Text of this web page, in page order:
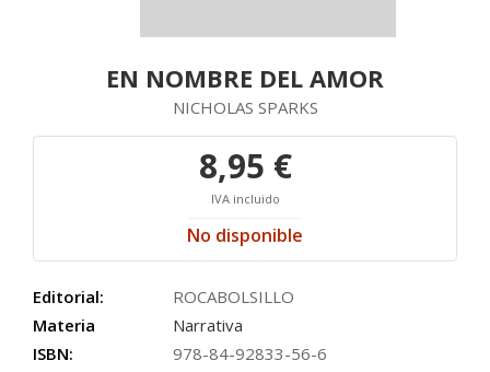
EN NOMBRE DEL AMOR
NICHOLAS SPARKS
8,95 €
IVA incluido
No disponible
Editorial:
ROCABOLSILLO
Materia
Narrativa
ISBN:
978-84-92833-56-6